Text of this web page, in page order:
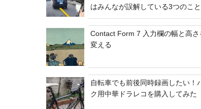
はみんなが誤解している3つのこと
Contact Form 7 入力欄の幅と高さ
変える
自転車でも前後同時録画したい！
ク用中華ドラレコを購入してみた